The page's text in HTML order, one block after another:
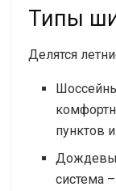
Типы
Делятся
пунктов
система